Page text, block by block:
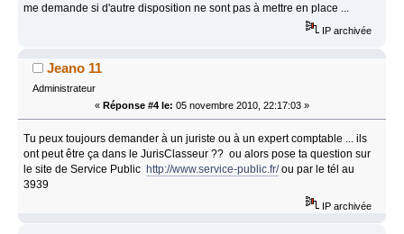
me demande si d'autre disposition ne sont pas à mettre en place ...
IP archivée
Jeano 11
Administrateur
« Réponse #4 le: 05 novembre 2010, 22:17:03 »
Tu peux toujours demander à un juriste ou à un expert comptable ... ils
ont peut être ça dans le JurisClasseur ?? ou alors pose ta question sur
le site de Service Publichttp://www.service-public.fr/ou par le tél au
3939
IP archivée